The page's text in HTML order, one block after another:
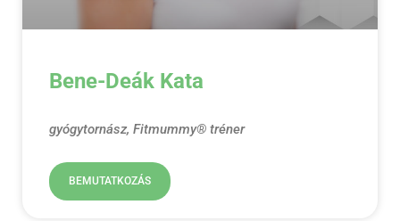
Bene-Deák Kata
gyógytornász, Fitmummy® tréner
BEMUTATKOZÁS